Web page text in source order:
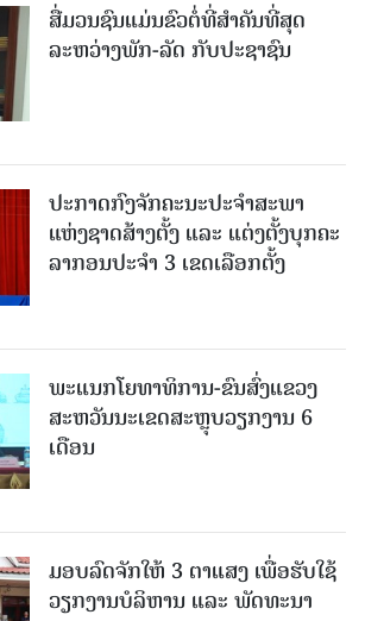
ສື່ມວນຊົນແມ່ນຂົວຕໍ່ທີ່ສໍາຄັນທີ່ສຸດ
ລະຫວ່າງພັກ-ລັດ ກັບປະຊາຊົນ
ປະກາດກົງຈັກຄະນະປະຈໍາສະພາ
ແຫ່ງຊາດສ້າງຕັ້ງ ແລະ ແຕ່ງຕັ້ງບຸກຄະ
ລາກອນປະຈໍາ 3 ເຂດເລືອກຕັ້ງ
ພະແນກໂຍທາທິການ-ຂົນສົ່ງແຂວງ
ສະຫວັນນະເຂດສະຫຼຸບວຽກງານ 6
ເດືອນ
ມອບລົດຈັກໃຫ້ 3 ຕາແສງ ເພື່ອຮັບໃຊ້
ວຽກງານບໍລິຫານ ແລະ ພັດທະນາ